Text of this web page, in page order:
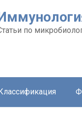
по